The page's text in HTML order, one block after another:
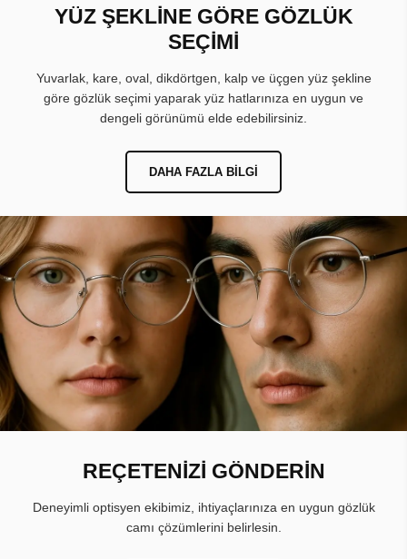
YÜZ ŞEKLİNE GÖRE GÖZLÜK
SEÇİMİ
Yuvarlak, kare, oval, dikdörtgen, kalp ve üçgen yüz şekline
göre gözlük seçimi yaparak yüz hatlarınıza en uygun ve
dengeli görünümü elde edebilirsiniz.
DAHA FAZLA BILGI
REÇETENİZİ GÖNDERİN
Deneyimli optisyen ekibimiz, ihtiyaçlarınıza en uygun gözlük
camı çözümlerini belirlesin.